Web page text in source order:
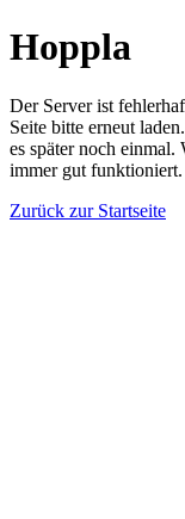
Hoppla
Der Server ist
Seite bitte erneut
es später noch einmal.
immer gut funktioniert.
Zurück zur Startseite